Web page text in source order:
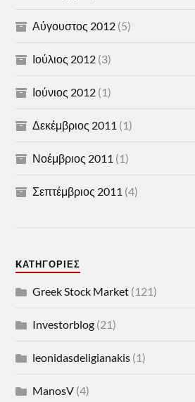
Αύγουστος 2012 (5)
Ιούλιος 2012 (3)
Ιούνιος 2012 (1)
Δεκέμβριος 2011 (1)
Νοέμβριος 2011 (1)
Σεπτέμβριος 2011 (4)
KΑΤΗΓΟΡΊΕΣ
Greek Stock Market (121)
Investorblog (21)
leonidasdeligianakis (1)
ManosV (4)